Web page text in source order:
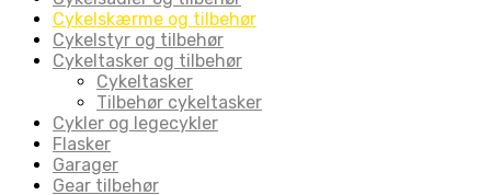
Cykelskærme og tilbehør
Cykelstyr og tilbehør
Cykeltasker og tilbehør
Cykeltasker
Tilbehør cykeltasker
Cykler og legecykler
Flasker
Garager
Gear tilbehør